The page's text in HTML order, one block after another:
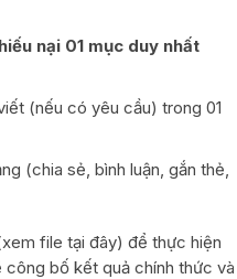
nại 01 mục duy nhất
(nếu có yêu cầu) trong 01
(chia sẻ, bình luận, gắn thẻ,
file tại đây) để thực hiện
công bố kết quả chính thức và